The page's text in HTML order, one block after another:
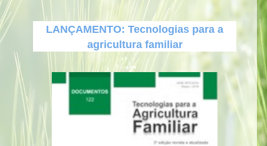
LANÇAMENTO: Tecnologias para a
agricultura familiar